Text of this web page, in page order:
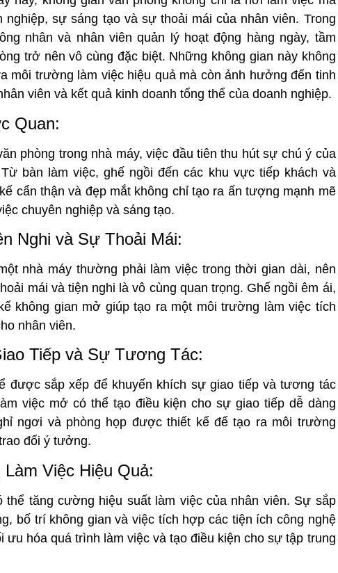
sự sáng tạo và sự thoải mái của nhân viên. Trong
nhân và nhân viên quản lý hoạt động hàng ngày, tầm
trở nên vô cùng đặc biệt. Những không gian này không
môi trường làm việc hiệu quả mà còn ảnh hưởng đến tinh
viên và kết quả kinh doanh tổng thể của doanh nghiệp.
Quan:
phòng trong nhà máy, việc đầu tiên thu hút sự chú ý của
bàn làm việc, ghế ngồi đến các khu vực tiếp khách và
cẩn thận và đẹp mắt không chỉ tạo ra ấn tượng mạnh mẽ
chuyên nghiệp và sáng tạo.
Nghi và Sự Thoải Mái:
nhà máy thường phải làm việc trong thời gian dài, nên
mái và tiện nghi là vô cùng quan trọng. Ghế ngồi êm ái,
không gian mở giúp tạo ra một môi trường làm việc tích
nhân viên.
Tiếp và Sự Tương Tác:
được sắp xếp để khuyến khích sự giao tiếp và tương tác
việc mở có thể tạo điều kiện cho sự giao tiếp dễ dàng
ngơi và phòng họp được thiết kế để tạo ra môi trường
đổi ý tưởng.
Việc Hiệu Quả:
tăng cường hiệu suất làm việc của nhân viên. Sự sắp
bố trí không gian và việc tích hợp các tiện ích công nghệ
ưu hóa quá trình làm việc và tạo điều kiện cho sự tập trung